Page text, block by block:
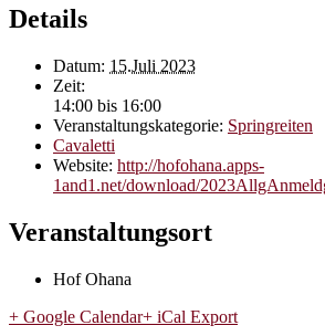
Details
Datum: 15.Juli 2023
Zeit:
14:00 bis 16:00
Veranstaltungskategorie: Springreiten
Cavaletti
Website: http://hofohana.apps-
1and1.net/download/
Veranstaltungsort
Hof Ohana
+ Google Calendar+ iCal Export